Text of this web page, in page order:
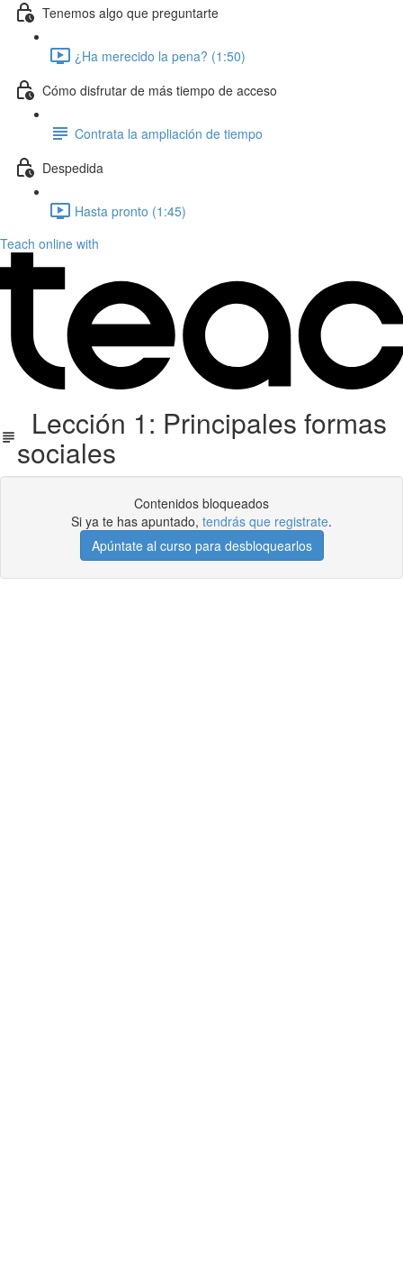
Tenemos algo que preguntarte
¿Ha merecido la pena? (1:50)
Cómo disfrutar de más tiempo de acceso
Contrata la ampliación de tiempo
Despedida
Hasta pronto (1:45)
Teach online with
Lección 1: Principales formas
sociales
Contenidos bloqueados
Si ya te has apuntado, tendrás que registrate.
Apúntate al curso para desbloquearlos